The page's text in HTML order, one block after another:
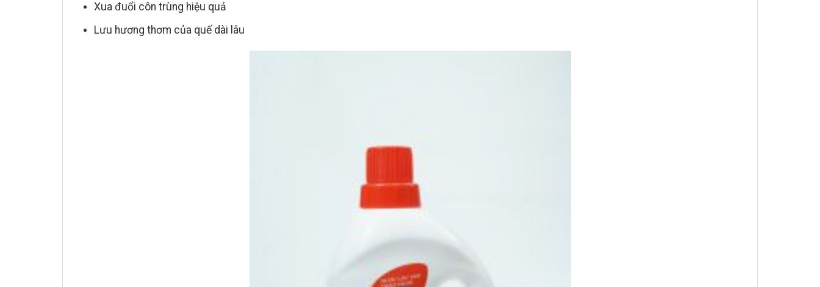
Xua đuổi côn trùng hiệu quả
Lưu hương thơm của quế dài lâu